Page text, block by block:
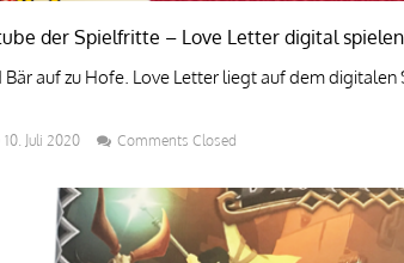
der Spielfritte – Love Letter digital
Bär auf zu Hofe. Love Letter liegt auf dem
10. Juli 2020 Comments Closed